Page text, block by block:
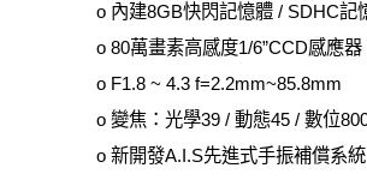
o 內建8GB快閃記憶體 / SDHC記
o 80萬畫素高感度1/6”CCD感應器
o F1.8 ~ 4.3 f=2.2mm~85.8mm
o 變焦：光學39 / 動態45 / 數位
o 新開發A.I.S先進式手振補償系統